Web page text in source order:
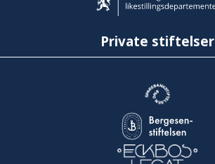
Private stiftelser